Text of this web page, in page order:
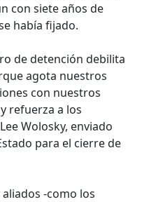
con siete años de
había fijado.
de detención debilita
agota nuestros
con nuestros
refuerza a los
Wolosky, enviado
para el cierre de
-como los